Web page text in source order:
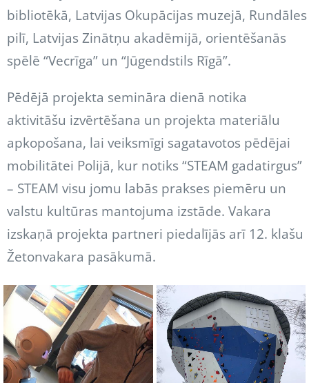
bibliotēkā, Latvijas Okupācijas muzejā, Rundāles
pilī, Latvijas Zinātņu akadēmijā, orientēšanās
spēlē “Vecrīga” un “Jūgendstils Rīgā”.
Pēdējā projekta semināra dienā notika
aktivitāšu izvērtēšana un projekta materiālu
apkopošana, lai veiksmīgi sagatavotos pēdējai
mobilitātei Polijā, kur notiks “STEAM gadatirgus”
– STEAM visu jomu labās prakses piemēru un
valstu kultūras mantojuma izstāde. Vakara
izskaņā projekta partneri piedalījās arī 12. klašu
Žetonvakara pasākumā.